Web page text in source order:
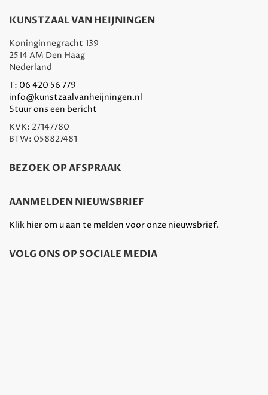
KUNSTZAAL VAN HEIJNINGEN
Koninginnegracht 139
2514 AM Den Haag
Nederland
T: 06 420 56 779
info@kunstzaalvanheijningen.nl
Stuur ons een bericht
KVK: 27147780
BTW: 058827481
BEZOEK OP AFSPRAAK
AANMELDEN NIEUWSBRIEF
Klik hier om u aan te melden voor onze nieuwsbrief.
VOLG ONS OP SOCIALE MEDIA